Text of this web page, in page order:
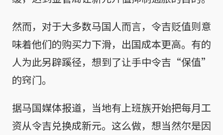
然而，对于大多数马国人而言，令吉贬值则意
味着他们的购买力下滑，出国成本更高。有的
人为此另辟蹊径，想到了让手中令吉“保值”
的窍门。
据马国媒体报道，当地有上班族开始把每月工
资从令吉兑换成新元。这么做，想当然尔是因